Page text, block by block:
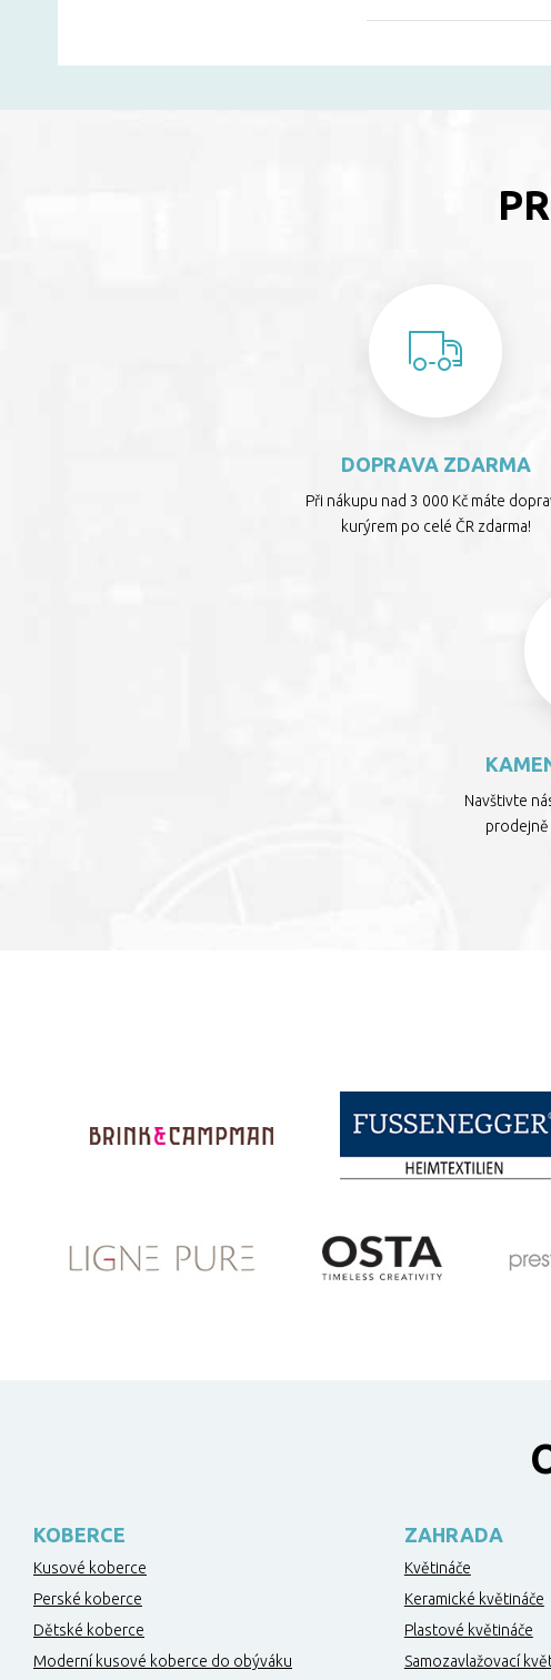
DOPRAVA ZDARMA
Při nákupu nad 3 000 Kč máte
kurýrem po celé ČR zdarma!
Navštivte
prodejně
KOBERCE
Kusové koberce
Perské koberce
Dětské koberce
Moderní kusové koberce do obýváku
ZAHRADA
Květináče
Keramické květináče
Plastové květináče
Samozavlažovací